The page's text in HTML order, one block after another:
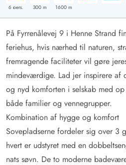
6 pers. 300 m 1600 m
På Fyrrenålevej 9 i Henne Strand
feriehus, hvis nærhed til naturen,
fremragende faciliteter vil gøre
mindeværdige. Lad jer inspirere af
og nyd komforten i selskab med
både familier og vennegrupper.
Kombination af hygge og komfort
Sovepladserne fordeler sig over 3
hvert er udstyret med en
nats søvn. De to moderne